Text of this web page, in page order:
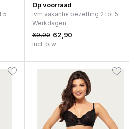
5
Op voorraad
ivm vakantie bezetting 2 tot 5
Werkdagen.
69,90 62,90
Incl. btw